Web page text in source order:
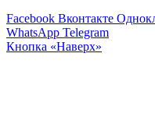
Facebook Вконтакте
WhatsApp Telegram
Кнопка «Наверх»